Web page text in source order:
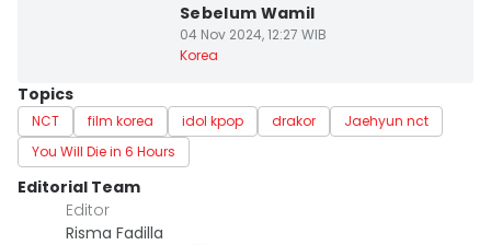
Sebelum Wamil
04 Nov 2024, 12:27 WIB
Korea
Topics
NCT film korea idol kpop drakor
Jaehyun nct
You Will Die in 6 Hours
Editorial Team
Editor
Risma Fadilla